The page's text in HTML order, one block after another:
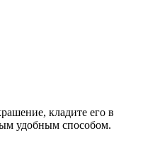
кладите его в
удобным способом.